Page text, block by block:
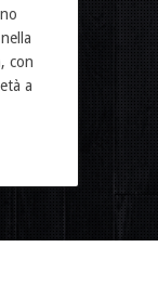
con
a